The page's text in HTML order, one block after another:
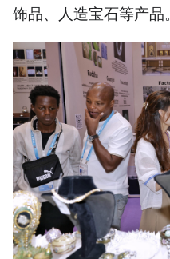
饰品、人造宝石等产品。